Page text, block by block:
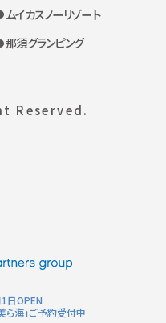
ムイカスノーリゾート
那須グランピング
Reserved.
日OPEN
ら海」ご予約受付中